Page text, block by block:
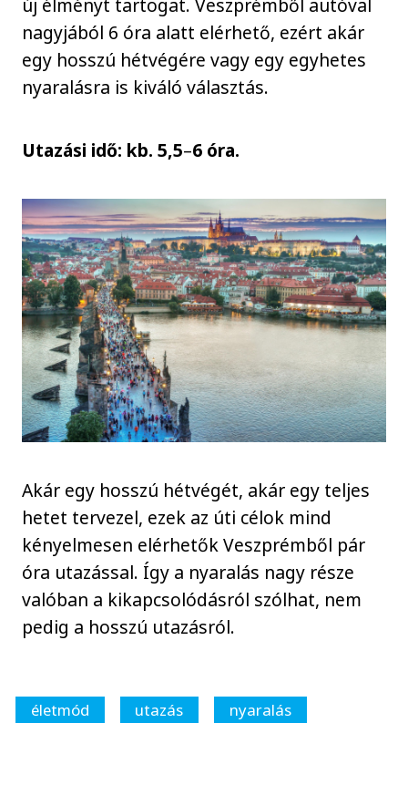
új élményt tartogat. Veszprémből autóval
nagyjából 6 óra alatt elérhető, ezért akár
egy hosszú hétvégére vagy egy egyhetes
nyaralásra is kiváló választás.
Utazási idő: kb. 5,5–6 óra.
Akár egy hosszú hétvégét, akár egy teljes
hetet tervezel, ezek az úti célok mind
kényelmesen elérhetők Veszprémből pár
óra utazással. Így a nyaralás nagy része
valóban a kikapcsolódásról szólhat, nem
pedig a hosszú utazásról.
életmód utazás nyaralás